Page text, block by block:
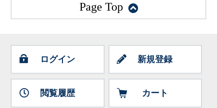
Page Top
ログイン 新規登録
閲覧履歴 カート